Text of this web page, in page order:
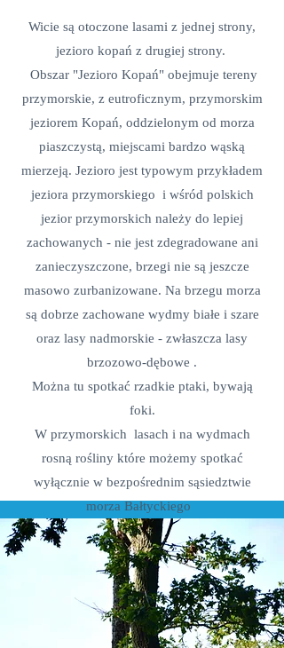
Wicie są otoczone lasami z jednej strony,
jezioro kopań z drugiej strony.
Obszar "Jezioro Kopań" obejmuje tereny
przymorskie, z eutroficznym, przymorskim
jeziorem Kopań, oddzielonym od morza
piaszczystą, miejscami bardzo wąską
mierzeją. Jezioro jest typowym przykładem
jeziora przymorskiego i wśród polskich
jezior przymorskich należy do lepiej
zachowanych - nie jest zdegradowane ani
zanieczyszczone, brzegi nie są jeszcze
masowo zurbanizowane. Na brzegu morza
są dobrze zachowane wydmy białe i szare
oraz lasy nadmorskie - zwłaszcza lasy
brzozowo-dębowe .
Można tu spotkać rzadkie ptaki, bywają
foki.
W przymorskich lasach i na wydmach
rosną rośliny które możemy spotkać
wyłącznie w bezpośrednim sąsiedztwie
morza Bałtyckiego